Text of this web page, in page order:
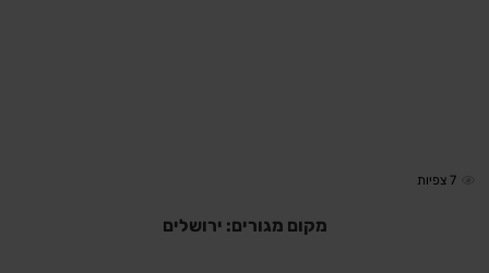
7 צפיות
מקום מגורים: ירושלים